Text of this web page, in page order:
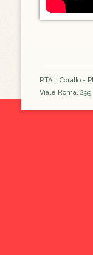
RTA Il Corallo -
Viale Roma,